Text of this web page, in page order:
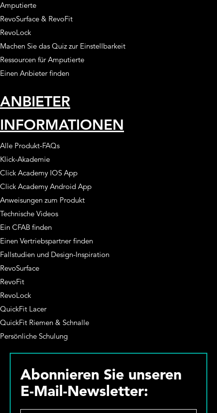
Amputierte
RevoSurface & RevoFit
RevoLock
Machen Sie das Quiz zur Einstellbarkeit
Ressourcen für Amputierte
Einen Anbieter finden
ANBIETER
INFORMATIONEN
Alle Produkt-FAQs
Klick-Akademie
Click Academy IOS App
Click Academy Android App
Anweisungen zum Produkt
Technische Videos
Ein CFAB finden
Einen Vertriebspartner finden
Fallstudien und Design-Inspiration
RevoSurface
RevoFit
RevoLock
QuickFit Lacer
QuickFit Riemen & Schnalle
Persönliche Schulung
Abonnieren Sie unseren
E-Mail-Newsletter: